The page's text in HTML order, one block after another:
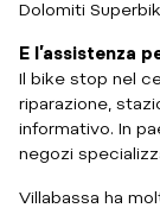
Dolomiti
E l’assistenza
Il bike stop nel
riparazione,
informativo. In
negozi
Villabassa ha